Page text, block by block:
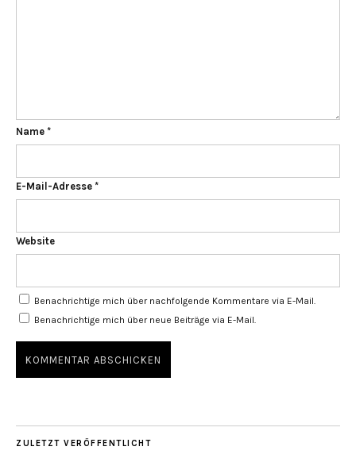
Name *
E-Mail-Adresse *
Website
Benachrichtige mich über nachfolgende Kommentare via E-Mail.
Benachrichtige mich über neue Beiträge via E-Mail.
ZULETZT VERÖFFENTLICHT